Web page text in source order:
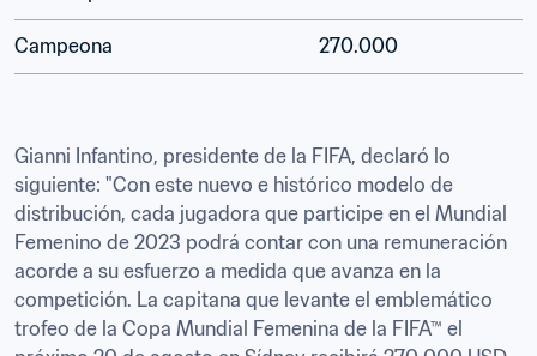
Campeona 270.000
Gianni Infantino, presidente de la FIFA, declaró lo
siguiente: "Con este nuevo e histórico modelo de
distribución, cada jugadora que participe en el Mundial
Femenino de 2023 podrá contar con una remuneración
acorde a su esfuerzo a medida que avanza en la
competición. La capitana que levante el emblemático
trofeo de la Copa Mundial Femenina de la FIFA™ el